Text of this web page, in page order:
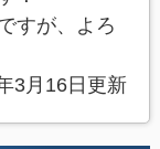
すが、よろ
3月16日更新